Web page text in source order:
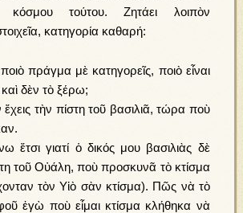
κόσμου τούτου. Ζητάει λοιπὸν
κατηγορία καθαρή:
πράγμα μὲ κατηγορεῖς, ποιὸ εἶναι
δὲν τὸ ξέρω;
ἔχεις τὴν πίστη τοῦ βασιλιᾶ, τώρα ποὺ
ἔτσι γιατί ὁ δικός μου βασιλιὰς δὲ
τοῦ Οὐάλη, ποὺ προσκυνᾶ τὸ κτίσμα
τὸν Υἱὸ σὰν κτίσμα). Πῶς νὰ τὸ
ἐγὼ ποὺ εἶμαι κτίσμα κλήθηκα νὰ